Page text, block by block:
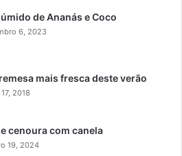
de Ananás e Coco
6, 2023
mais fresca deste verão
2018
cenoura com canela
19, 2024